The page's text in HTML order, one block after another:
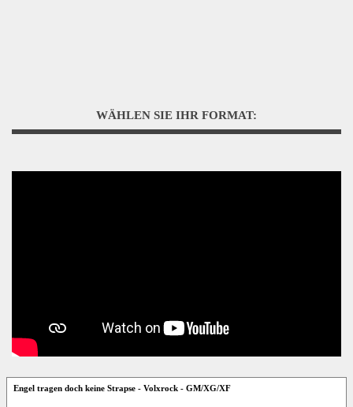
WÄHLEN SIE IHR FORMAT:
Engel tragen doch keine Strapse - Volxrock - GM/XG/XF